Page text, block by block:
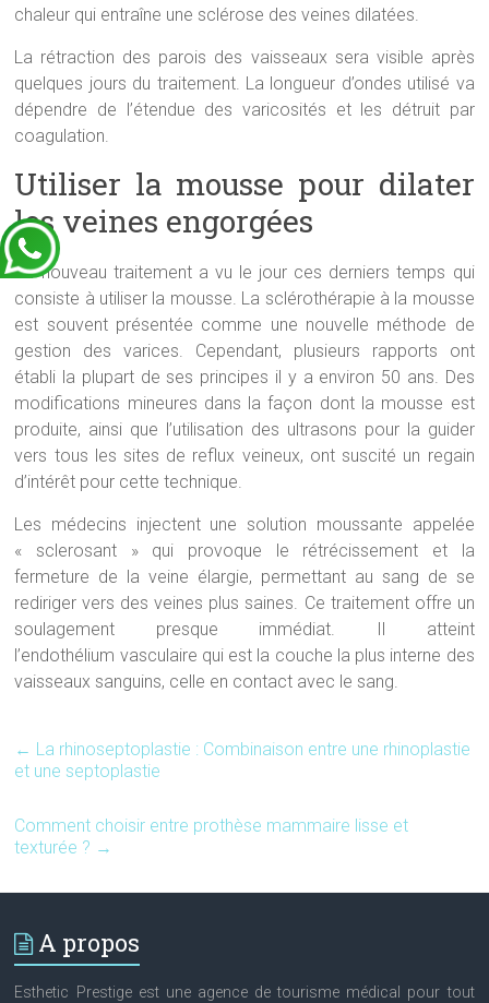
chaleur qui entraîne une sclérose des veines dilatées.
La rétraction des parois des vaisseaux sera visible après
quelques jours du traitement. La longueur d’ondes utilisé va
dépendre de l’étendue des varicosités et les détruit par
coagulation.
Utiliser la mousse pour dilater
les veines engorgées
Un nouveau traitement a vu le jour ces derniers temps qui
consiste à utiliser la mousse. La sclérothérapie à la mousse
est souvent présentée comme une nouvelle méthode de
gestion des varices. Cependant, plusieurs rapports ont
établi la plupart de ses principes il y a environ 50 ans. Des
modifications mineures dans la façon dont la mousse est
produite, ainsi que l’utilisation des ultrasons pour la guider
vers tous les sites de reflux veineux, ont suscité un regain
d’intérêt pour cette technique.
Les médecins injectent une solution moussante appelée
« sclerosant » qui provoque le rétrécissement et la
fermeture de la veine élargie, permettant au sang de se
rediriger vers des veines plus saines. Ce traitement offre un
soulagement presque immédiat. Il atteint
l’endothélium vasculaire qui est la couche la plus interne des
vaisseaux sanguins, celle en contact avec le sang.
← La rhinoseptoplastie : Combinaison entre une rhinoplastie
et une septoplastie
Comment choisir entre prothèse mammaire lisse et
texturée ? →
A propos
Esthetic Prestige est une agence de tourisme médical pour tout